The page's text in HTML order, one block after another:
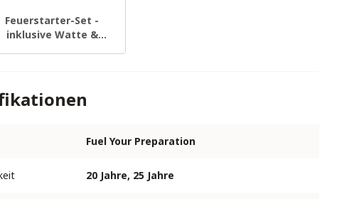
Feuerstarter-Set -
inklusive Watte &
Fuel Your Preparation
20 Jahre, 25 Jahre